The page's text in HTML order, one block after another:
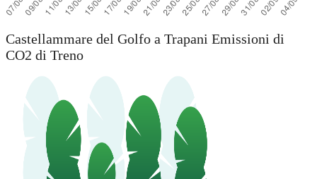
Castellammare del Golfo a Trapani Emissioni di
CO2 di Treno